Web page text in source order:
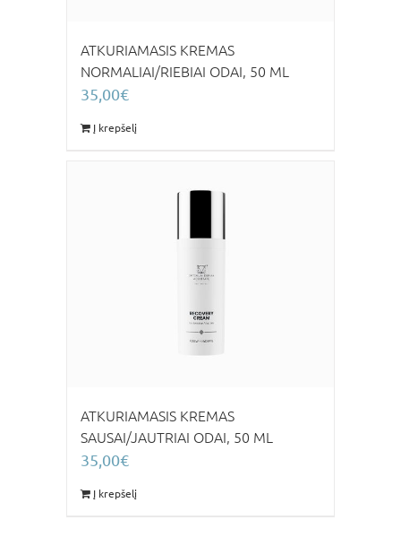
ATKURIAMASIS KREMAS
NORMALIAI/RIEBIAI ODAI, 50 ML
35,00€
Į krepšelį
ATKURIAMASIS KREMAS
SAUSAI/JAUTRIAI ODAI, 50 ML
35,00€
Į krepšelį